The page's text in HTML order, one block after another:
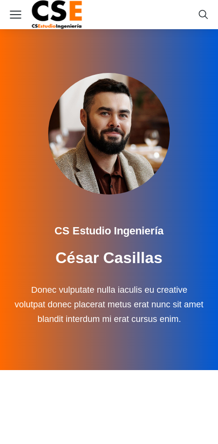
CS Estudio Ingeniería
César Casillas
Donec vulputate nulla iaculis eu creative
volutpat donec placerat metus erat nunc sit amet
blandit interdum mi erat cursus enim.